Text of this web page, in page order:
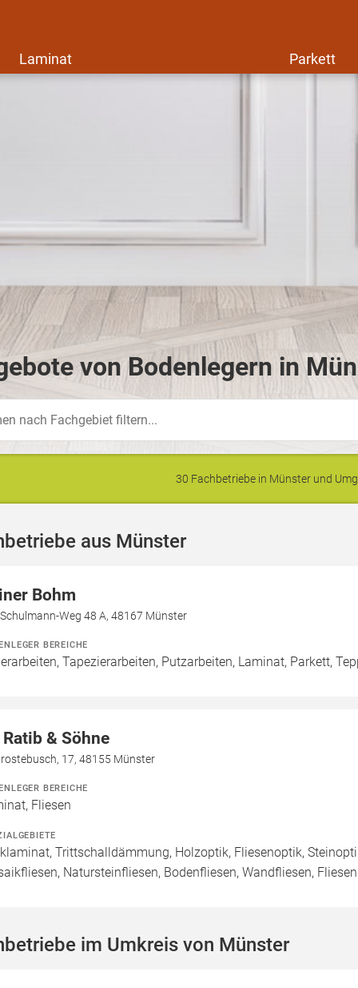
Laminat Parkett
von Bodenlegern in
30 Fachbetriebe in Münster und
aus Münster
Bohm
Weg 48 A, 48167 Münster
BEREICHE
Tapezierarbeiten, Putzarbeiten, Laminat, Parkett,
Ratib & Söhne
17, 48155 Münster
BEREICHE
Fliesen
Trittschalldämmung, Holzoptik, Fliesenoptik,
Natursteinfliesen, Bodenfliesen, Wandfliesen,
im Umkreis von Münster